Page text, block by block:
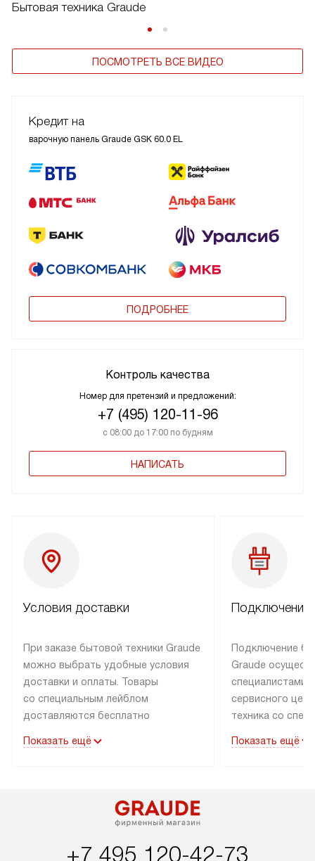
Бытовая техника Graude
ПОСМОТРЕТЬ ВСЕ ВИДЕО
Кредит на
варочную панель Graude GSK 60.0 EL
ПОДРОБНЕЕ
Контроль качества
Номер для претензий и предложений:
+7 (495) 120-11-96
с 08:00 до 17:00 по будням
НАПИСАТЬ
Условия доставки
При заказе бытовой техники Graude
можно выбрать удобные условия
доставки и оплаты. Товары
со специальным лейблом
доставляются бесплатно
до подъезда, а выезд за МКАД
могут быть отгружены покупателю
в течение трех дней. Доставка
регионы осуществляется через
Показать ещё
Подключение
Подключение
Graude
специалистами
сервисного
техника со
наличии
и канализации,
Показать ещё
+7 495 120-42-73